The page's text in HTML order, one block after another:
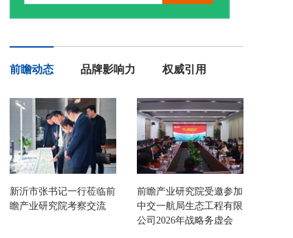
前瞻动态 品牌影响力 权威引用
新沂市张书记一行莅临前
瞻产业研究院考察交流
前瞻产业研究院受邀参加
中交一航局生态工程有限
公司2026年战略务虚会